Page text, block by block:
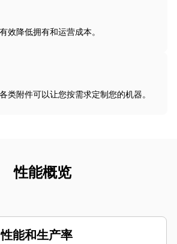
效降低拥有和运营成本。
类附件可以让您按需求定制您的机器。
性能概览
性能和生产率